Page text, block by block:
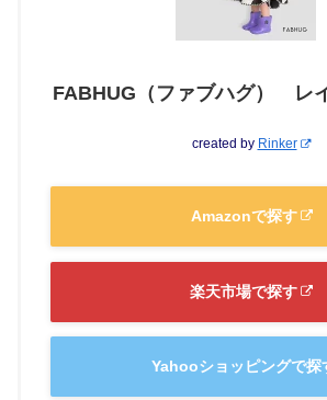
FABHUG（ファブハグ） レ
created by Rinker
Amazonで探す
楽天市場で探す
Yahooショッピングで探